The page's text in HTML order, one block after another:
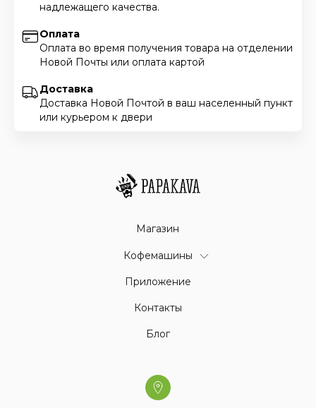
надлежащего качества.
Оплата
Оплата во время получения товара на отделении
Новой Почты или оплата картой
Доставка
Доставка Новой Почтой в ваш населенный пункт
или курьером к двери
Магазин
Кофемашины
Приложение
Контакты
Блог